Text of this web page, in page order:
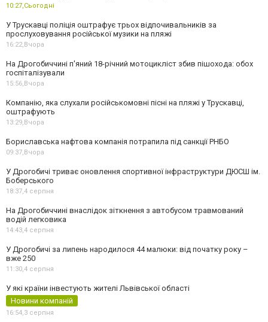
10:27,Сьогодні
У Трускавці поліція оштрафує трьох відпочивальників за
прослуховування російської музики на пляжі
16:22,Вчора
На Дрогобиччині п'яний 18-річний мотоцикліст збив пішохода: обох
госпіталізували
15:56,Вчора
Компанію, яка слухали російськомовні пісні на пляжі у Трускавці,
оштрафують
13:29,Вчора
Бориславська нафтова компанія потрапила під санкції РНБО
09:37,Вчора
У Дрогобичі триває оновлення спортивної інфраструктури ДЮСШ ім.
Боберського
18:37,4 серпня
На Дрогобиччині внаслідок зіткнення з автобусом травмований
водій легковика
14:43,4 серпня
У Дрогобичі за липень народилося 44 малюки: від початку року –
вже 250
11:30,4 серпня
У які країни інвестують жителі Львівської області
Новини компаній
16:54,3 серпня